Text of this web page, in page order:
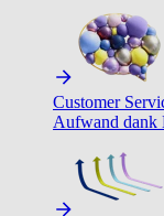
Customer
Aufwand dank